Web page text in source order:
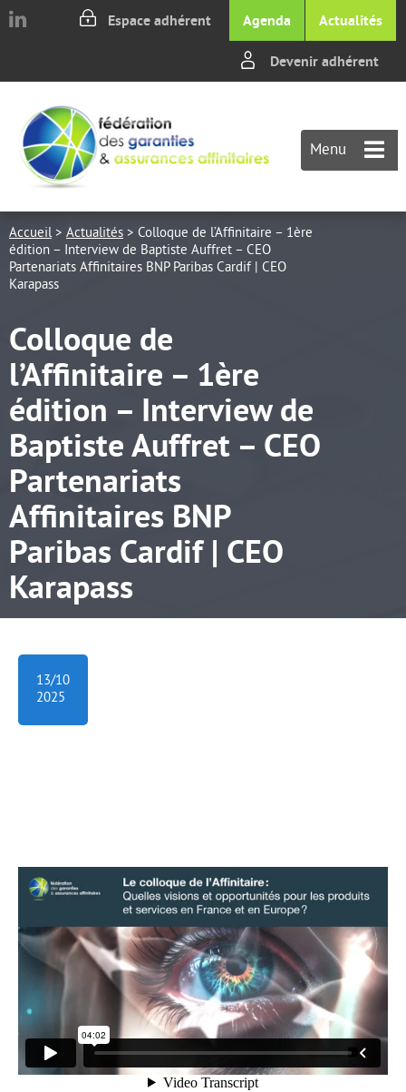
Aller au texte
Aller au menu
Actualités
Agenda
Espace adhérent
Devenir adhérent
Menu
contenu
Accueil> Actualités > Colloque de l’Affinitaire – 1ère
édition – Interview de Baptiste Auffret – CEO
Partenariats Affinitaires BNP Paribas Cardif | CEO
Karapass
Colloque de
l’Affinitaire – 1ère
édition – Interview de
Baptiste Auffret – CEO
Partenariats
Affinitaires BNP
Paribas Cardif | CEO
Karapass
13/10
2025